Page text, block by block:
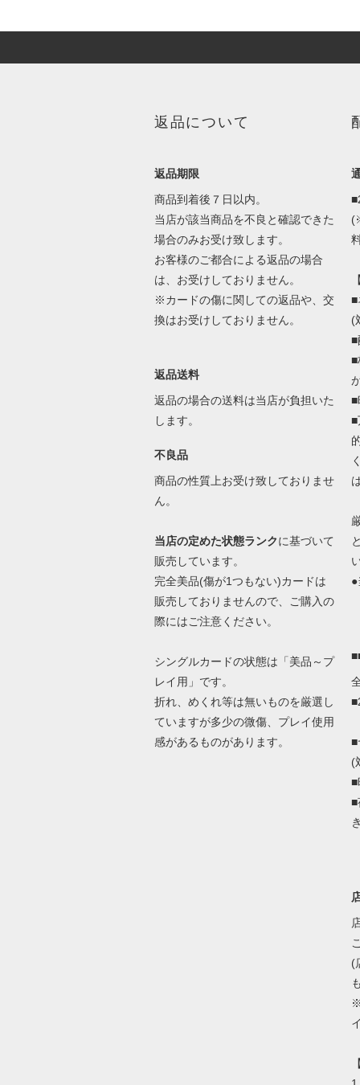
返品について
返品期限
商品到着後７日以内。
当店が該当商品を不良と確認できた
場合のみお受け致します。
お客様のご都合による返品の場合
は、お受けしておりません。
※カードの傷に関しての返品や、交
換はお受けしておりません。
返品送料
返品の場合の送料は当店が負担いた
します。
不良品
商品の性質上お受け致しておりませ
ん。
当店の定めた状態ランクに基づいて
販売しています。
完全美品(傷が1つもない)カードは
販売しておりませんので、ご購入の
際にはご注意ください。
シングルカードの状態は「美品～プ
レイ用」です。
折れ、めくれ等は無いものを厳選し
ていますが多少の微傷、プレイ使用
感があるものがあります。
■
(
■
■
■
■
●
■
(
■
■
(